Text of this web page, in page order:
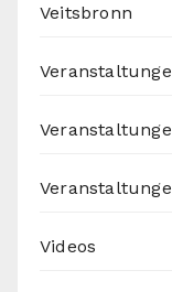
Veitsbronn
Videos